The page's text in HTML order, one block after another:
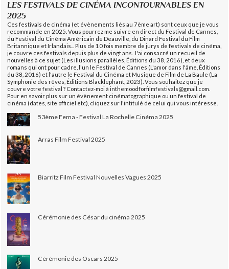
LES FESTIVALS DE CINÉMA INCONTOURNABLES EN
2025
Ces festivals de cinéma (et évènements liés au 7ème art) sont ceux que je vous
recommande en 2025. Vous pourrez me suivre en direct du Festival de Cannes,
du Festival du Cinéma Américain de Deauville, du Dinard Festival du Film
Britannique et Irlandais... Plus de 10 fois membre de jurys de festivals de cinéma,
je couvre ces festivals depuis plus de vingt ans. J'ai consacré un recueil de
nouvelles à ce sujet (Les illusions parallèles, Éditions du 38, 2016), et deux
romans qui ont pour cadre, l'un le Festival de Cannes (L'amor dans l'âme, Éditions
du 38, 2016) et l'autre le Festival du Cinéma et Musique de Film de La Baule (La
Symphonie des rêves, Éditions Blacklephant, 2023). Vous souhaitez que je
couvre votre festival ? Contactez-moi à inthemoodforfilmfestivals@gmail.com.
Pour en savoir plus sur un évènement cinématographique ou un festival de
cinéma (dates, site officiel etc), cliquez sur l'intitulé de celui qui vous intéresse.
53ème Fema - Festival La Rochelle Cinéma 2025
Arras Film Festival 2025
Biarritz Film Festival Nouvelles Vagues 2025
Cérémonie des César du cinéma 2025
Cérémonie des Oscars 2025